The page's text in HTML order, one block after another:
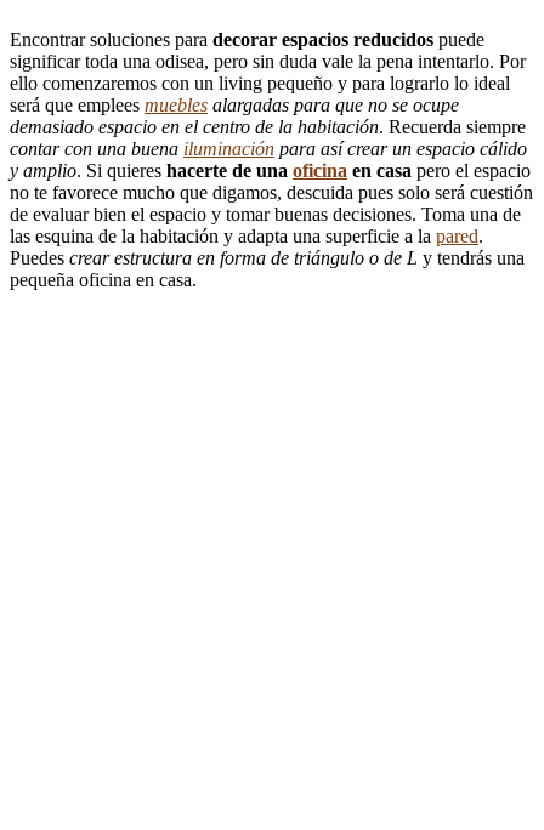
Encontrar soluciones para decorar espacios reducidos puede
significar toda una odisea, pero sin duda vale la pena intentarlo. Por
ello comenzaremos con un living pequeño y para lograrlo lo ideal
será que emplees muebles alargadas para que no se ocupe
demasiado espacio en el centro de la habitación. Recuerda siempre
contar con una buena iluminación para así crear un espacio cálido
y amplio. Si quieres hacerte de una oficina en casa pero el espacio
no te favorece mucho que digamos, descuida pues solo será cuestión
de evaluar bien el espacio y tomar buenas decisiones. Toma una de
las esquina de la habitación y adapta una superficie a la pared.
Puedes crear estructura en forma de triángulo o de L y tendrás una
pequeña oficina en casa.